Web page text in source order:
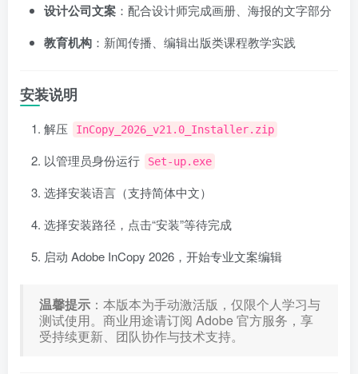
设计公司文案 ：配合设计师完成画册、海报的文字部分
教育机构 ：新闻传播、编辑出版类课程教学实践
安装说明
解压 InCopy_2026_v21.0_Installer.zip
以管理员身份运行 Set-up.exe
选择安装语言（支持简体中文）
选择安装路径，点击“安装”等待完成
启动 Adobe InCopy 2026，开始专业文案编辑
温馨提示 ：本版本为手动激活版，仅限个人学习与
测试使用。商业用途请订阅 Adobe 官方服务，享
受持续更新、团队协作与技术支持。